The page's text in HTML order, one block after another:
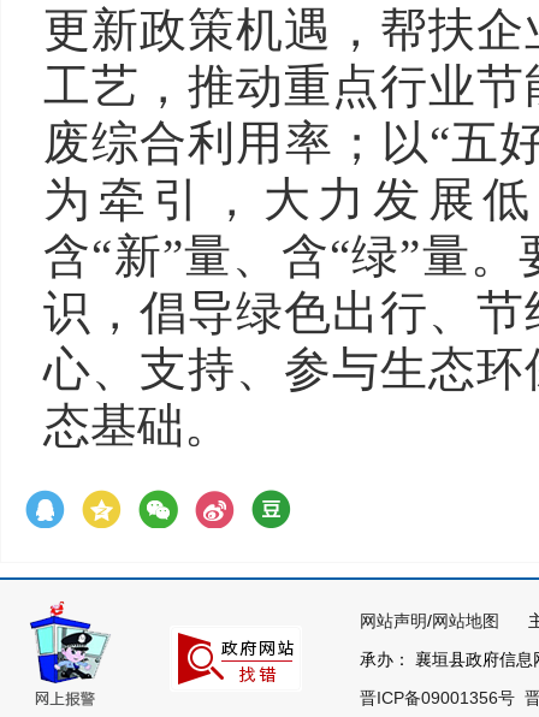
更新政策机遇，帮扶
工艺，推动重点行业
废综合利用率；以“五
为牵引，大力发展
含“新”量、含“绿”量
识，倡导绿色出行、
心、支持、参与生态
态基础。
网站声明/网站地图
主
承办： 襄垣县政府信
晋ICP备09001356号